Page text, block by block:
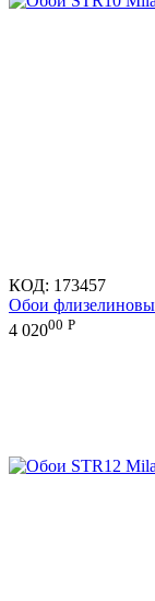
КОД: 173457
Обои
4 02000 Р